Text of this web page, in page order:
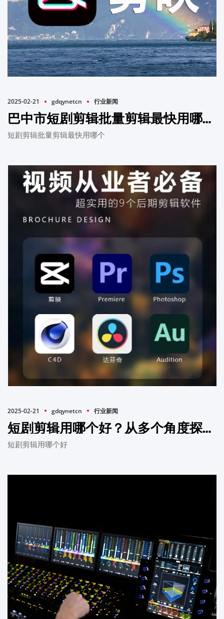
2025-02-21 gdqynetcn 行业新闻
巴中市短剧剪辑批量剪辑最快用哪个？
短剧剪辑批量剪辑最快用哪个
2025-02-21 gdqynetcn 行业新闻
短剧剪辑用哪个好？从多个角度探讨最佳选择
短剧剪辑用哪个好